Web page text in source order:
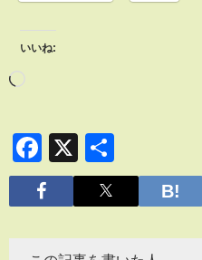
いいね:
Facebook
X
有